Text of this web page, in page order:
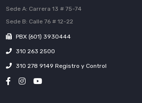
Sede A: Carrera 13 # 75-74
Sede B: Calle 76 # 12-22
PBX (601) 3930444
310 263 2500
310 278 9149 Registro y Control